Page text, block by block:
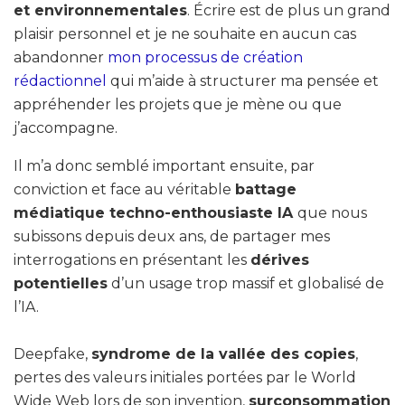
et environnementales. Écrire est de plus un grand
plaisir personnel et je ne souhaite en aucun cas
abandonner mon processus de création
rédactionnel qui m’aide à structurer ma pensée et
appréhender les projets que je mène ou que
j’accompagne.
Il m’a donc semblé important ensuite, par
conviction et face au véritable battage
médiatique techno-enthousiaste IA que nous
subissons depuis deux ans, de partager mes
interrogations en présentant les dérives
potentielles d’un usage trop massif et globalisé de
l’IA.
Deepfake, syndrome de la vallée des copies,
pertes des valeurs initiales portées par le World
Wide Web lors de son invention, surconsommation